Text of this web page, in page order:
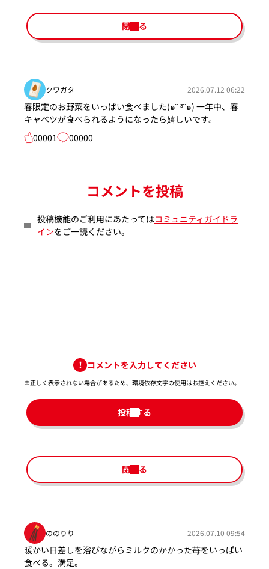
閉じる
クワガタ 2026.07.12 06:22
春限定のお野菜をいっぱい食べました(๑˘ ³˘๑) 一年中、春
キャベツが食べられるようになったら嬉しいです。
00001
00000
コメントを投稿
投稿機能のご利用にあたってはコミュニティガイドラ
インをご一読ください。
コメントを入力してください
※正しく表示されない場合があるため、環境依存文字の使用はお控えください。​
投稿する
閉じる
ののりり 2026.07.10 09:54
暖かい日差しを浴びながらミルクのかかった苺をいっぱい
食べる。満足。